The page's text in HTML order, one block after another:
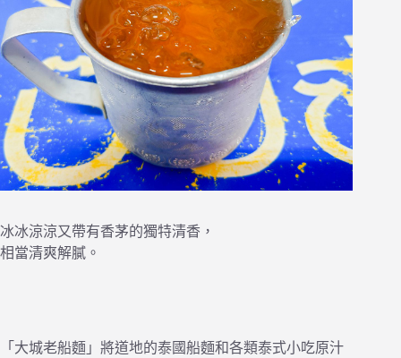
冰冰涼涼又帶有香茅的獨特清香，
相當清爽解膩。
「大城老船麵」將道地的泰國船麵和各類泰式小吃原汁